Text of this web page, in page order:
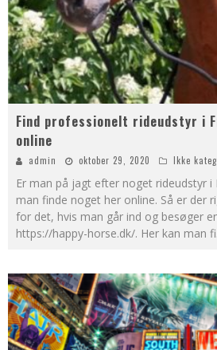
Find professionelt rideudstyr i
online
admin oktober 29, 2020 Ikke
Er man på jagt efter noget rideudstyr i
man finde noget her online. Så er der
for det, hvis man går ind og besøger
https://happy-horse.dk/. Her kan man fi